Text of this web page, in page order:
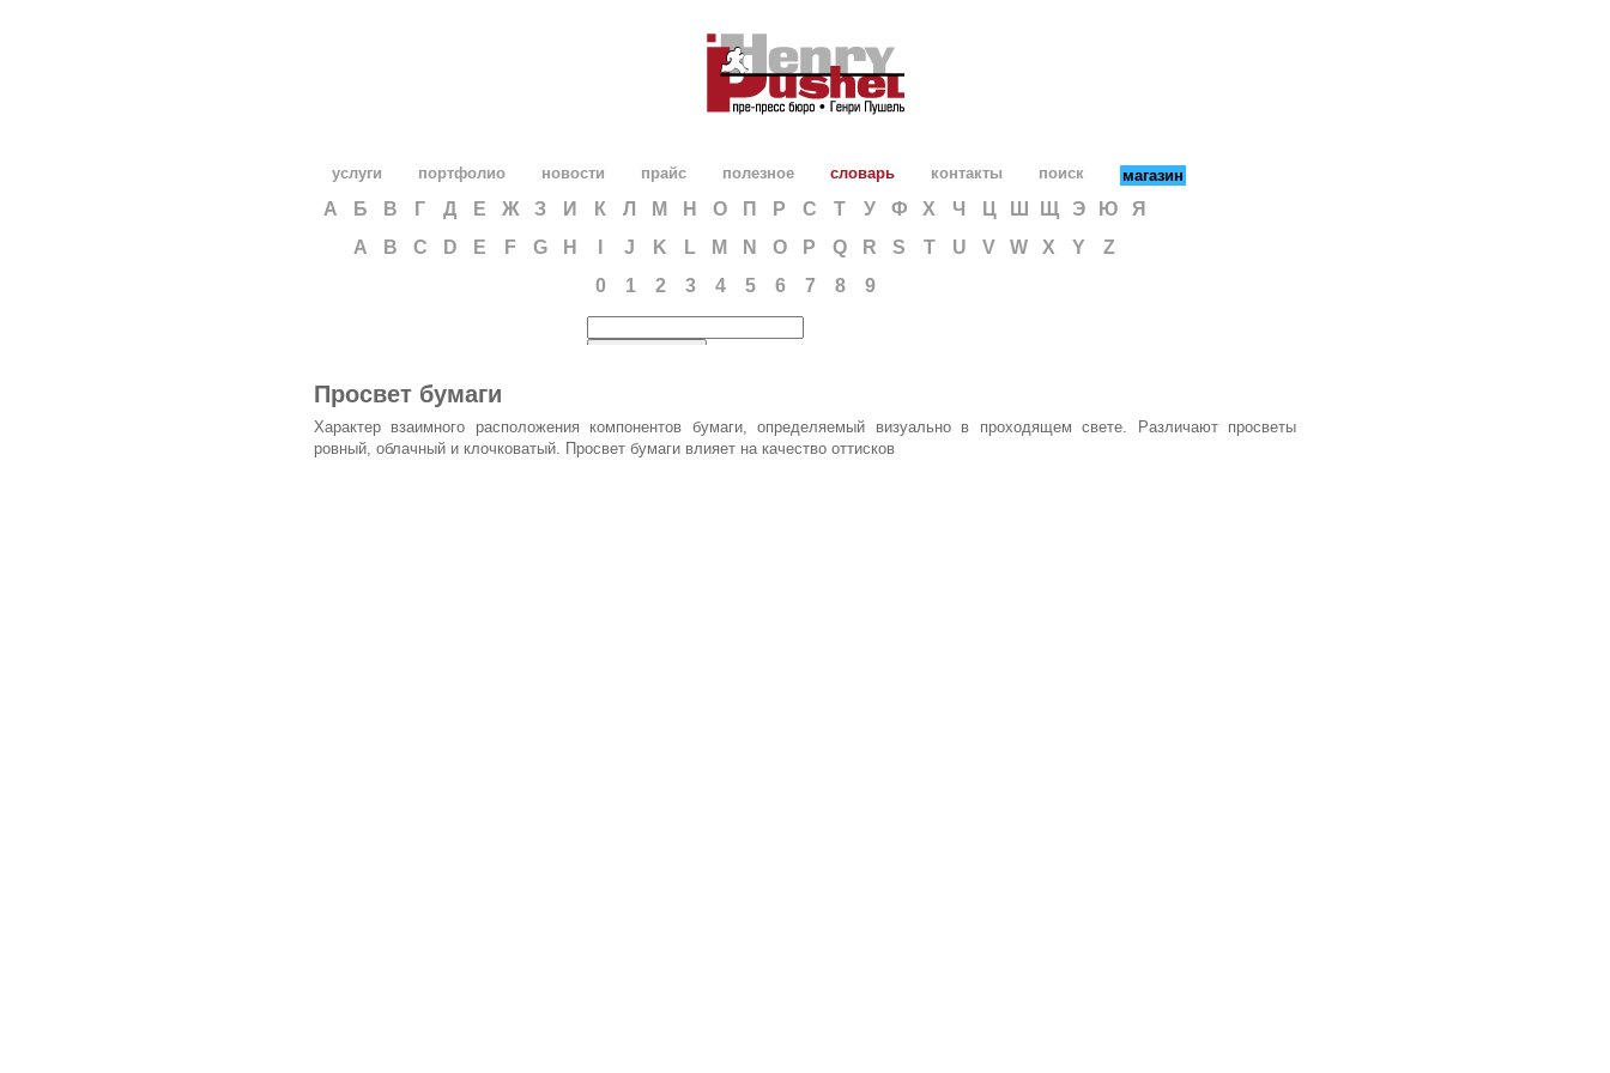
услуги портфолио новости прайс полезное словарь
А Б В Г Д Е Ж З И К Л М Н О П Р С Т У Ф Х Ч Ц Ш Щ Э Ю
Я
A
B C D E F G H J K L M N O P Q R S T U V W X Y
Z
0
1 2 3 4 5 6 7 8 9
контакты поиск магазин
Просвет бумаги
Характер взаимного расположения компонентов бумаги, определяемый визуально в проходящем свете. Различают просветы
ровный, облачный и клочковатый. Просвет бумаги влияет на качество оттисков